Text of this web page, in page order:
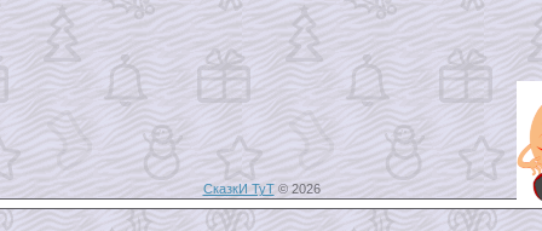
СказкИ ТуТ© 2026